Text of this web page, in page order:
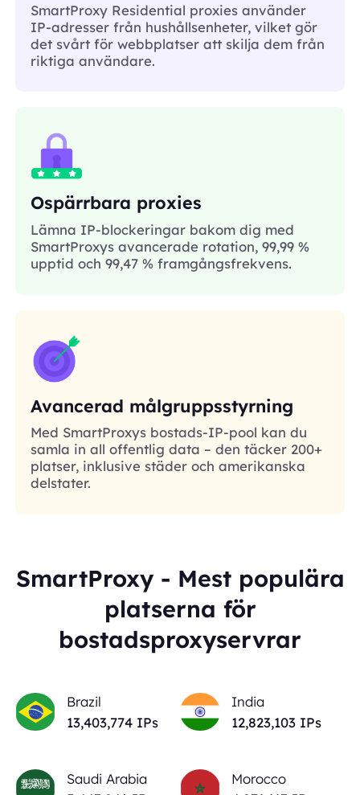
SmartProxy Residential proxies använder
IP-adresser från hushållsenheter, vilket gör
det svårt för webbplatser att skilja dem från
riktiga användare.
Ospärrbara proxies
Lämna IP-blockeringar bakom dig med
SmartProxys avancerade rotation, 99,99 %
upptid och 99,47 % framgångsfrekvens.
Avancerad målgruppsstyrning
Med SmartProxys bostads-IP-pool kan du
samla in all offentlig data – den täcker 200+
platser, inklusive städer och amerikanska
delstater.
SmartProxy - Mest populära
platserna för
bostadsproxyservrar
Brazil
13,403,774 IPs
India
12,823,103 IPs
Saudi Arabia
Morocco